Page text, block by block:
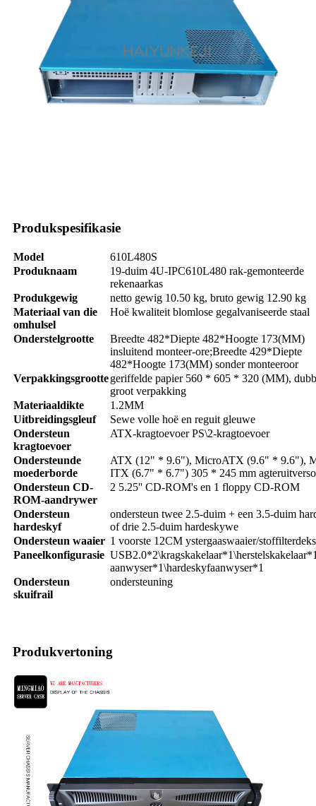
Produkspesifikasie
Model
610L480S
Produknaam
19-duim 4U-IPC610L480 rak-gemonteerde
rekenaarkas
Produkgewig
netto gewig 10.50 kg, bruto gewig 12.90 kg
Materiaal van die
omhulsel
Hoë kwaliteit blomlose gegalvaniseerde staal
Onderstelgrootte
Breedte 482*Diepte 482*Hoogte 173(MM)
insluitend monteer-ore;Breedte 429*Diepte
482*Hoogte 173(MM) sonder monteeroor
Verpakkingsgroottegeriffelde papier 560 * 605 * 320 (MM),
groot verpakking
Materiaaldikte
1.2MM
Uitbreidingsgleuf
Sewe volle hoë en reguit gleuwe
Ondersteun
kragtoevoer
ATX-kragtoevoer PS\2-kragtoevoer
Ondersteunde
moederborde
ATX (12" * 9.6"), MicroATX (9.6" * 9.6"),
ITX (6.7" * 6.7") 305 * 245 mm
Ondersteun CD-
ROM-aandrywer
2 5.25'' CD-ROM's en 1 floppy CD-ROM
Ondersteun
hardeskyf
ondersteun twee 2.5-duim + een 3.5-duim
of drie 2.5-duim hardeskywe
Ondersteun waaier 1 voorste 12CM ystergaaswaaier/
Paneelkonfigurasie
aanwyser*1\hardeskyfaanwyser*1
Ondersteun
skuifrail
ondersteuning
Produkvertoning